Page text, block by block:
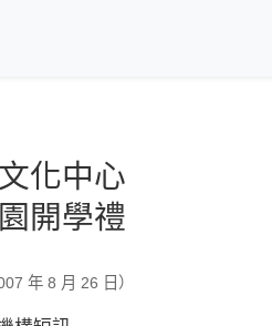
化中心
開學禮
年 8 月 26 日）